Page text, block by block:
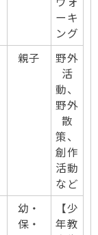
ーキ
ング
親子
野外
活
動、
野外
散
策、
創作
活動
など
幼・
保・
【少
年教